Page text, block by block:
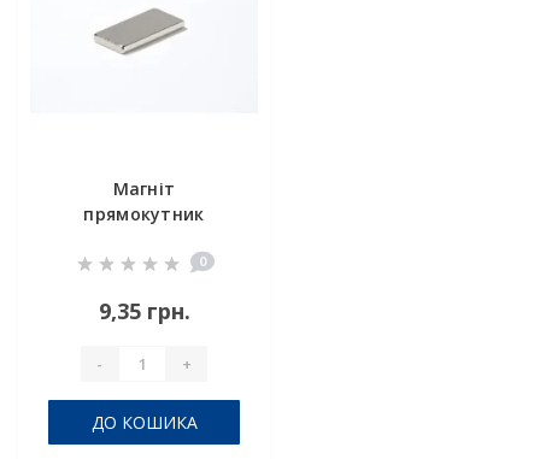
Магніт
прямокутник
0
9,35 грн.
- +
ДО КОШИКА